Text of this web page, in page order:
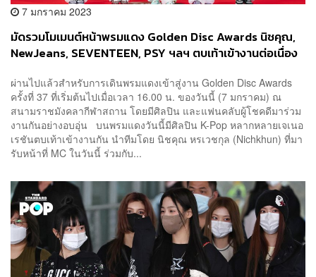
7 มกราคม 2023
มัดรวมโมเมนต์หน้าพรมแดง Golden Disc Awards นิชคุณ,
NewJeans, SEVENTEEN, PSY ฯลฯ ตบเท้าเข้างานต่อเนื่อง
ผ่านไปแล้วสำหรับการเดินพรมแดงเข้าสู่งาน Golden Disc Awards
ครั้งที่ 37 ที่เริ่มต้นไปเมื่อเวลา 16.00 น. ของวันนี้ (7 มกราคม) ณ
สนามราชมังคลากีฬาสถาน โดยมีศิลปิน และแฟนคลับผู้โชคดีมาร่วม
งานกันอย่างอบอุ่น บนพรมแดงวันนี้มีศิลปิน K-Pop หลากหลายเจเนอ
เรชันตบเท้าเข้างานกัน นำทีมโดย นิชคุณ หรเวชกุล (Nichkhun) ที่มา
รับหน้าที่ MC ในวันนี้ ร่วมกับ...